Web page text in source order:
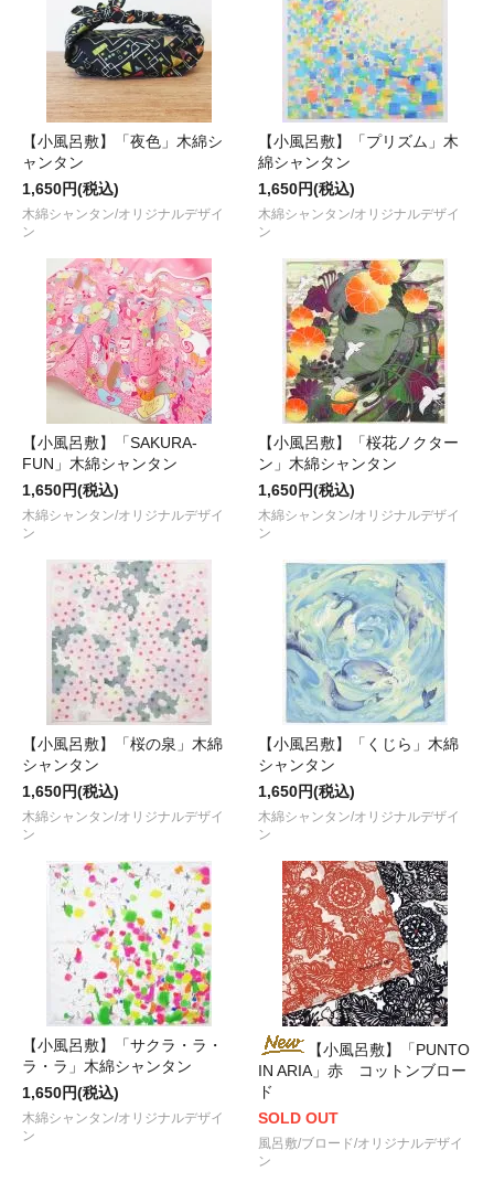
【小風呂敷】「夜色」木綿シ
ャンタン
1,650円(税込)
木綿シャンタン/オリジナルデザイ
ン
【小風呂敷】「プリズム」木
綿シャンタン
1,650円(税込)
木綿シャンタン/オリジナルデザイ
ン
【小風呂敷】「SAKURA-
FUN」木綿シャンタン
1,650円(税込)
木綿シャンタン/オリジナルデザイ
ン
【小風呂敷】「桜花ノクター
ン」木綿シャンタン
1,650円(税込)
木綿シャンタン/オリジナルデザイ
ン
【小風呂敷】「桜の泉」木綿
シャンタン
1,650円(税込)
木綿シャンタン/オリジナルデザイ
ン
【小風呂敷】「くじら」木綿
シャンタン
1,650円(税込)
木綿シャンタン/オリジナルデザイ
ン
【小風呂敷】「サクラ・ラ・
ラ・ラ」木綿シャンタン
1,650円(税込)
木綿シャンタン/オリジナルデザイ
ン
【小風呂敷】「PUNTO
IN ARIA」赤 コットンブロー
ド
SOLD OUT
風呂敷/ブロード/オリジナルデザイ
ン